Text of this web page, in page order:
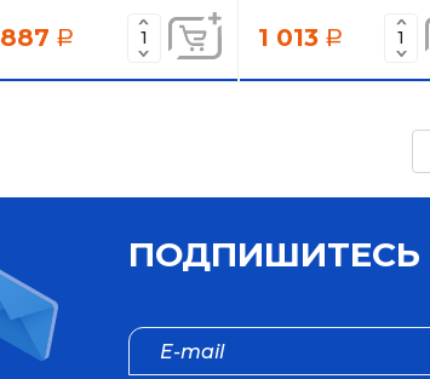
887 a 1 013 a
ПОДПИШИТЕСЬ